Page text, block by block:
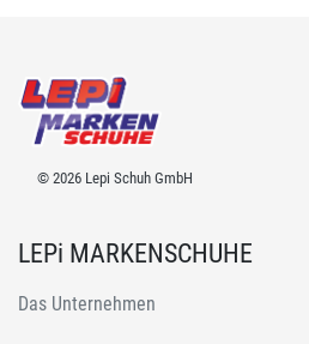
© 2026 Lepi Schuh GmbH
LEPi MARKENSCHUHE
Das Unternehmen